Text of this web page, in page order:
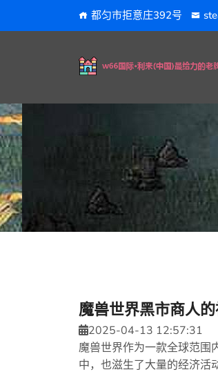
都匀市拒意庄392号
魔兽世界黑市商人
2025-04-13 12:57:31
魔兽世界作为一款全球范围
中，也滋生了大量的经济活